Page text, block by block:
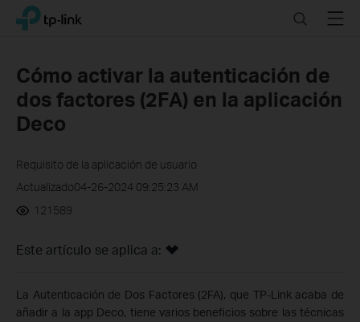
Click
navigation
TP-Link, Reliably Smart SearchMenu
Cómo activar la autenticación de
dos factores (2FA) en la aplicación
Deco
Requisito de la aplicación de usuario
Actualizado04-26-2024 09:25:23 AM
121589
Este artículo se aplica a:
La Autenticación de Dos Factores (2FA), que TP-Link acaba de
añadir a la app Deco, tiene varios beneficios sobre las técnicas